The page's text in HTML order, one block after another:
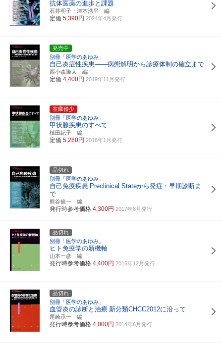
抗体医薬の進歩と課題
石井明子・津本浩平 編
定価 5,390円 2024年4月発行
発売中
別冊「医学のあゆみ」
自己炎症性疾患――病態解明から診療体制の確立まで
西小森隆太 編
定価 4,400円 2019年11月発行
在庫僅少
別冊「医学のあゆみ」
甲状腺疾患のすべて
槙田紀子 編
定価 5,280円 2018年1月発行
品切れ
別冊「医学のあゆみ」
自己免疫疾患 Preclinical Stateから発症・早期診断ま
で
熊谷俊一 編
発行時参考価格 4,300円 2017年8月発行
品切れ
別冊「医学のあゆみ」
ヒト免疫学の新機軸
山本一彦 編
発行時参考価格 4,400円 2015年12月発行
品切れ
別冊「医学のあゆみ」
血管炎の診断と治療 新分類CHCC2012に沿って
尾崎承一 編
発行時参考価格 4,000円 2014年6月発行